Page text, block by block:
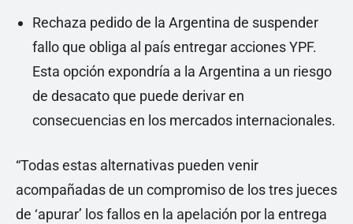
Rechaza pedido de la Argentina de suspender
fallo que obliga al país entregar acciones YPF.
Esta opción expondría a la Argentina a un riesgo
de desacato que puede derivar en
consecuencias en los mercados internacionales.
“Todas estas alternativas pueden venir
acompañadas de un compromiso de los tres jueces
de ‘apurar’ los fallos en la apelación por la entrega